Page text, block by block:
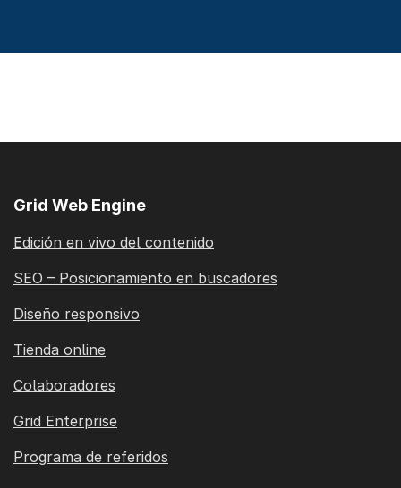
Grid Web Engine
Edición en vivo del contenido
SEO – Posicionamiento en buscadores
Diseño responsivo
Tienda online
Colaboradores
Grid Enterprise
Programa de referidos